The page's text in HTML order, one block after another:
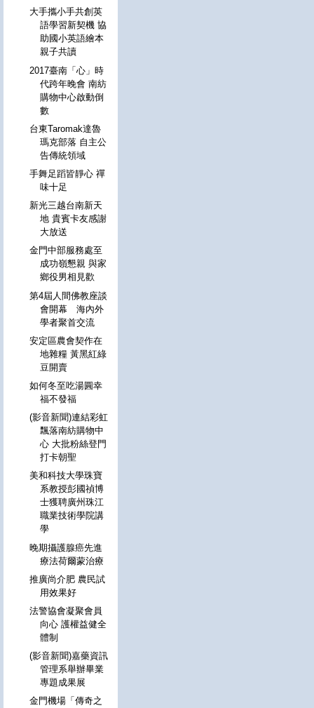
大手攜小手共創英
語學習新契機 協
助國小英語繪本
親子共讀
2017臺南「心」時
代跨年晚會 南紡
購物中心啟動倒
數
台東Taromak達魯
瑪克部落 自主公
告傳統領域
手舞足蹈皆靜心 禪
味十足
新光三越台南新天
地 貴賓卡友感謝
大放送
金門中部服務處至
成功嶺懇親 與家
鄉役男相見歡
第4屆人間佛教座談
會開幕 海內外
學者聚首交流
安定區農會契作在
地雜糧 黃黑紅綠
豆開賣
如何冬至吃湯圓幸
福不發福
(影音新聞)連結彩虹
飄落南紡購物中
心 大批粉絲登門
打卡朝聖
美和科技大學珠寶
系教授彭國禎博
士獲聘廣州珠江
職業技術學院講
學
晚期攝護腺癌先進
療法荷爾蒙治療
推廣尚介肥 農民試
用效果好
法警協會凝聚會員
向心 護權益健全
體制
(影音新聞)嘉藥資訊
管理系舉辦畢業
專題成果展
金門機場「傳奇之